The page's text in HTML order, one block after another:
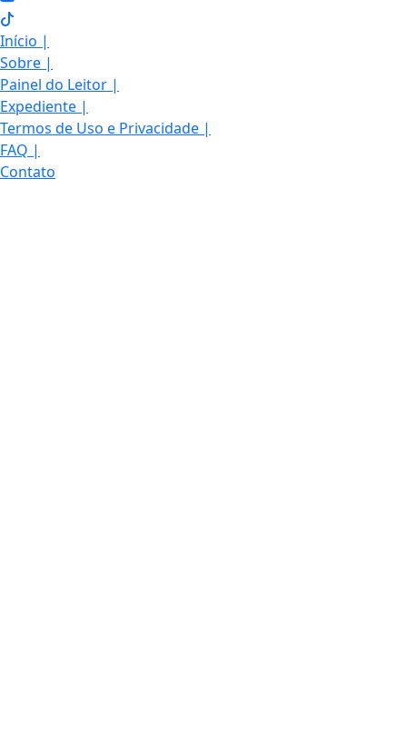
Início |
Sobre |
Painel do Leitor |
Expediente |
Termos de Uso e Privacidade |
FAQ |
Contato